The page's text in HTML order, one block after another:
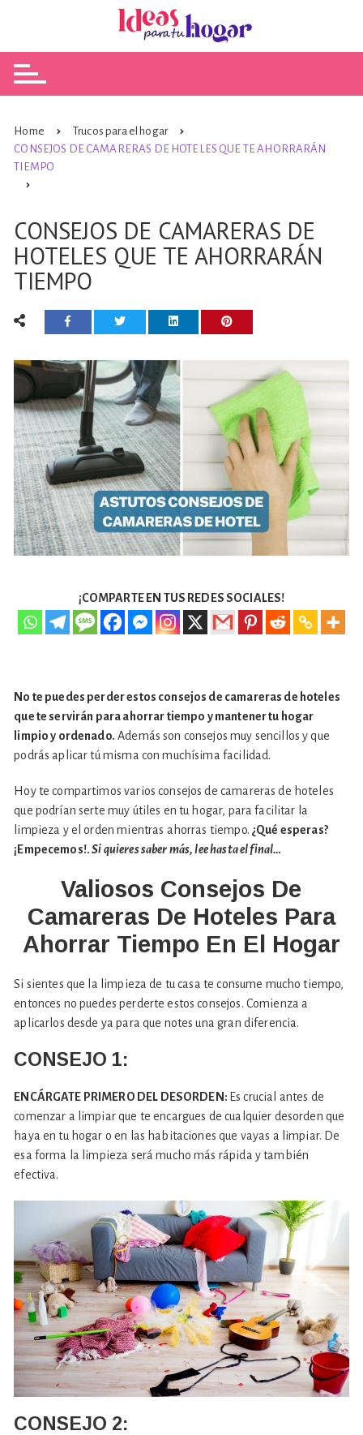
Home
Trucos para el hogar
CONSEJOS DE CAMARERAS DE HOTELES QUE TE AHORRARÁN
TIEMPO
CONSEJOS DE CAMARERAS DE
HOTELES QUE TE AHORRARÁN
TIEMPO
¡COMPARTE EN TUS REDES SOCIALES!
No te puedes perder estos consejos de camareras de hoteles
que te servirán para ahorrar tiempo y mantener tu hogar
limpio y ordenado. Además son consejos muy sencillos y que
podrás aplicar tú misma con muchísima facilidad.
Hoy te compartimos varios consejos de camareras de hoteles
que podrían serte muy útiles en tu hogar, para facilitar la
limpieza y el orden mientras ahorras tiempo. ¿Qué esperas?
¡Empecemos!.Si quieres saber más, lee hasta el final…
Valiosos Consejos De
Camareras De Hoteles Para
Ahorrar Tiempo En El Hogar
Si sientes que la limpieza de tu casa te consume mucho tiempo,
entonces no puedes perderte estos consejos. Comienza a
aplicarlos desde ya para que notes una gran diferencia.
CONSEJO 1:
ENCÁRGATE PRIMERO DEL DESORDEN: Es crucial antes de
comenzar a limpiar que te encargues de cualquier desorden que
haya en tu hogar o en las habitaciones que vayas a limpiar. De
esa forma la limpieza será mucho más rápida y también
efectiva.
CONSEJO 2: